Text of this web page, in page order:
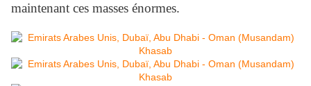
maintenant ces masses énormes.